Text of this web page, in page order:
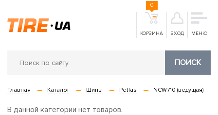
КОРЗИНА
0
ВХОД МЕНЮ
ПОИСК
Главная Каталог Шины Petlas NCW710 (ведущая)
В данной категории нет товаров.